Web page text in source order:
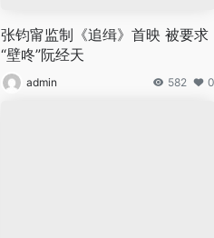
张钧甯监制《追缉》首映 被要求
“壁咚”阮经天
admin 582 0